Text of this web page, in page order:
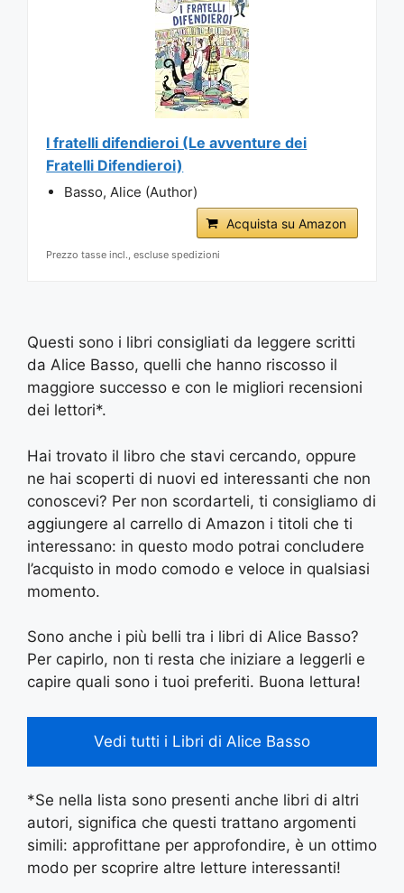
I fratelli difendieroi (Le avventure dei
Fratelli Difendieroi)
Basso, Alice (Author)
Acquista su Amazon
Prezzo tasse incl., escluse spedizioni
Questi sono i libri consigliati da leggere scritti
da Alice Basso, quelli che hanno riscosso il
maggiore successo e con le migliori recensioni
dei lettori*.
Hai trovato il libro che stavi cercando, oppure
ne hai scoperti di nuovi ed interessanti che non
conoscevi? Per non scordarteli, ti consigliamo di
aggiungere al carrello di Amazon i titoli che ti
interessano: in questo modo potrai concludere
l’acquisto in modo comodo e veloce in qualsiasi
momento.
Sono anche i più belli tra i libri di Alice Basso?
Per capirlo, non ti resta che iniziare a leggerli e
capire quali sono i tuoi preferiti. Buona lettura!
Vedi tutti i Libri di Alice Basso
*Se nella lista sono presenti anche libri di altri
autori, significa che questi trattano argomenti
simili: approfittane per approfondire, è un ottimo
modo per scoprire altre letture interessanti!